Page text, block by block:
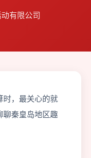
有限公司
时，最关心的就
聊秦皇岛地区趣